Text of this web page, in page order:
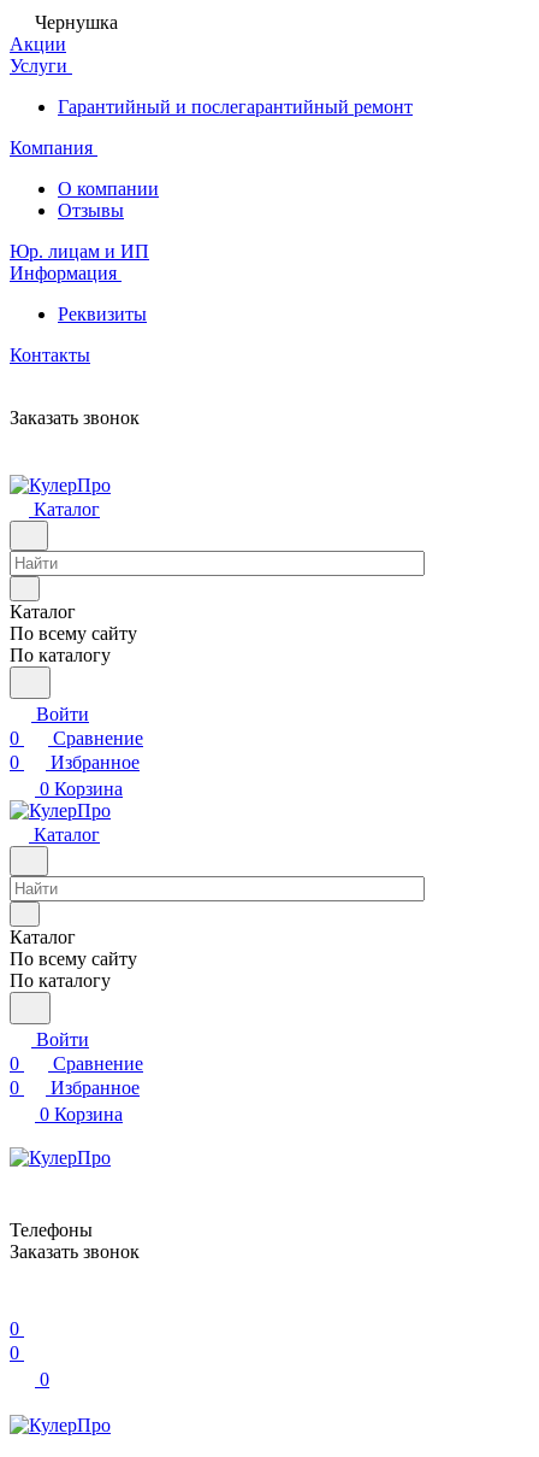
Чернушка
Акции
Услуги
Гарантийный и послегарантийный ремонт
Компания
О компании
Отзывы
Юр. лицам и ИП
Информация
Реквизиты
Контакты
Заказать звонок
Каталог
Каталог
По всему сайту
По каталогу
Войти
0
Сравнение
0
Избранное
0 Корзина
Каталог
Каталог
По всему сайту
По каталогу
Войти
0
Сравнение
0
Избранное
0 Корзина
Телефоны
Заказать звонок
0
0
0